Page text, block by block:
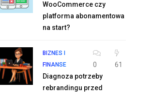
WooCommerce czy
platforma abonamentowa
na start?
BIZNES I
FINANSE
0
61
Diagnoza potrzeby
rebrandingu przed